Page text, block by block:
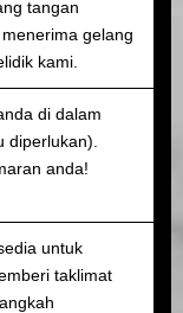
tangan
gelang
kami.
di dalam
diperlukan).
anda!
untuk
taklimat